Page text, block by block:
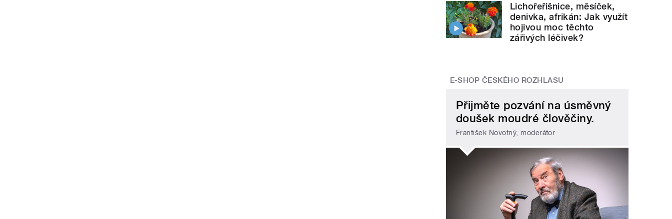
Lichořeřišnice, měsíček,
denivka, afrikán: Jak využít
hojivou moc těchto
zářivých léčivek?
E-SHOP ČESKÉHO ROZHLASU
Přijměte pozvání na úsměvný
doušek moudré člověčiny.
František Novotný, moderátor